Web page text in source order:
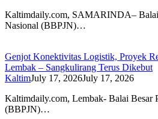
Kaltimdaily.com, SAMARINDA– Balai
Nasional (BBPJN)…
Genjot Konektivitas Logistik, Proyek
Lembak – Sangkulirang Terus Dikebut
KaltimJuly 17, 2026July 17, 2026
Kaltimdaily.com, Lembak- Balai Besar
(BBPJN)…